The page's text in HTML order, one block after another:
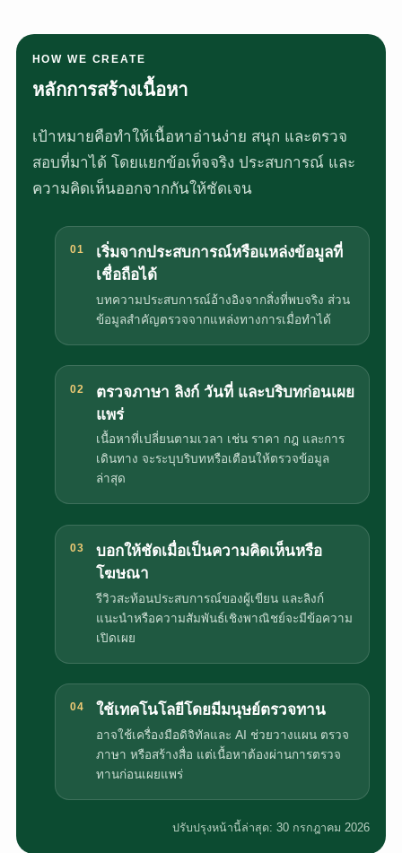
HOW WE CREATE
หลักการสร้างเนื้อหา
เป้าหมายคือทำให้เนื้อหาอ่านง่าย สนุก และตรวจ
สอบที่มาได้ โดยแยกข้อเท็จจริง ประสบการณ์ และ
ความคิดเห็นออกจากกันให้ชัดเจน
01
เริ่มจากประสบการณ์หรือแหล่งข้อมูลที่
เชื่อถือได้
บทความประสบการณ์อ้างอิงจากสิ่งที่พบจริง ส่วน
ข้อมูลสำคัญตรวจจากแหล่งทางการเมื่อทำได้
02
ตรวจภาษา ลิงก์ วันที่ และบริบทก่อนเผย
แพร่
เนื้อหาที่เปลี่ยนตามเวลา เช่น ราคา กฎ และการ
เดินทาง จะระบุบริบทหรือเตือนให้ตรวจข้อมูล
ล่าสุด
03
บอกให้ชัดเมื่อเป็นความคิดเห็นหรือ
โฆษณา
รีวิวสะท้อนประสบการณ์ของผู้เขียน และลิงก์
แนะนำหรือความสัมพันธ์เชิงพาณิชย์จะมีข้อความ
เปิดเผย
04 ใช้เทคโนโลยีโดยมีมนุษย์ตรวจทาน
อาจใช้เครื่องมือดิจิทัลและ AI ช่วยวางแผน ตรวจ
ภาษา หรือสร้างสื่อ แต่เนื้อหาต้องผ่านการตรวจ
ทานก่อนเผยแพร่
ปรับปรุงหน้านี้ล่าสุด: 30 กรกฎาคม 2026